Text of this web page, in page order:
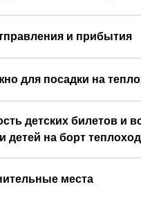
и прибытия
для посадки на
детских билетов и
детей на борт
места